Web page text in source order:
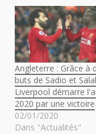
Angleterre : Grâce à
buts de Sadio et
Liverpool démarre
2020 par une victoire
02/01/2020
Dans "Actualités"